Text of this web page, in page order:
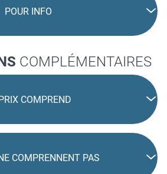
POUR INFO
COMPLÉMENTAIRES
COMPREND
COMPRENNENT PAS